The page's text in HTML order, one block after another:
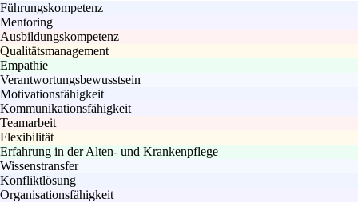
Führungskompetenz
Mentoring
Ausbildungskompetenz
Qualitätsmanagement
Empathie
Verantwortungsbewusstsein
Motivationsfähigkeit
Kommunikationsfähigkeit
Teamarbeit
Flexibilität
Erfahrung in der Alten- und Krankenpflege
Wissenstransfer
Konfliktlösung
Organisationsfähigkeit